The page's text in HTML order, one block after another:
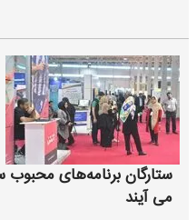
ستارگان برنامه‌های
می آیند